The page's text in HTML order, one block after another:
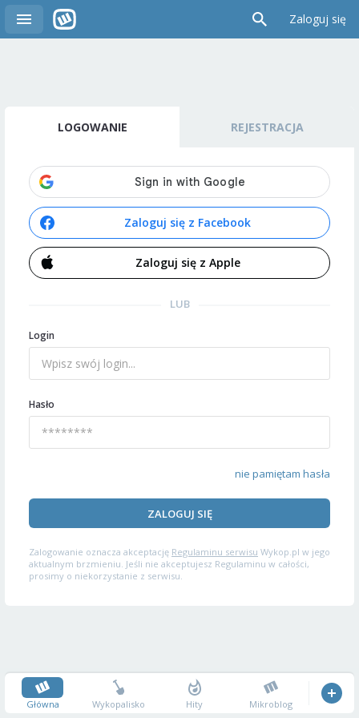
Zaloguj się
LOGOWANIE REJESTRACJA
Zaloguj się z Facebook
Zaloguj się z Apple
LUB
Login
Hasło
nie pamiętam hasła
ZALOGUJ SIĘ
Zalogowanie oznacza akceptację Regulaminu serwisu Wykop.pl w jego
aktualnym brzmieniu. Jeśli nie akceptujesz Regulaminu w całości,
prosimy o niekorzystanie z serwisu.
Główna Wykopalisko Hity Mikroblog